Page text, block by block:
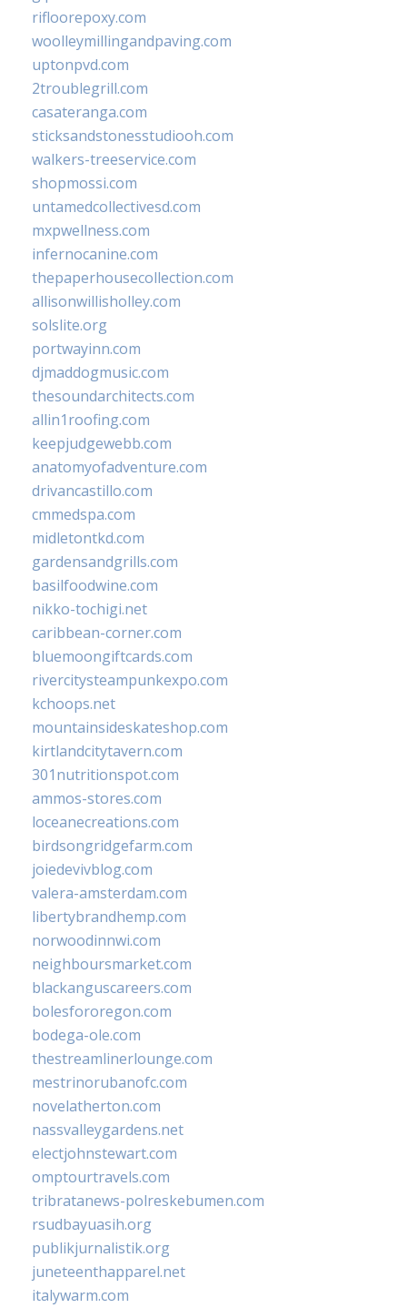
rifloorepoxy.com
woolleymillingandpaving.com
uptonpvd.com
2troublegrill.com
casateranga.com
sticksandstonesstudiooh.com
walkers-treeservice.com
shopmossi.com
untamedcollectivesd.com
mxpwellness.com
infernocanine.com
thepaperhousecollection.com
allisonwillisholley.com
solslite.org
portwayinn.com
djmaddogmusic.com
thesoundarchitects.com
allin1roofing.com
keepjudgewebb.com
anatomyofadventure.com
drivancastillo.com
cmmedspa.com
midletontkd.com
gardensandgrills.com
basilfoodwine.com
nikko-tochigi.net
caribbean-corner.com
bluemoongiftcards.com
rivercitysteampunkexpo.com
kchoops.net
mountainsideskateshop.com
kirtlandcitytavern.com
301nutritionspot.com
ammos-stores.com
loceanecreations.com
birdsongridgefarm.com
joiedevivblog.com
valera-amsterdam.com
libertybrandhemp.com
norwoodinnwi.com
neighboursmarket.com
blackanguscareers.com
bolesfororegon.com
bodega-ole.com
thestreamlinerlounge.com
mestrinorubanofc.com
novelatherton.com
nassvalleygardens.net
electjohnstewart.com
omptourtravels.com
tribratanews-polreskebumen.com
rsudbayuasih.org
publikjurnalistik.org
juneteenthapparel.net
italywarm.com